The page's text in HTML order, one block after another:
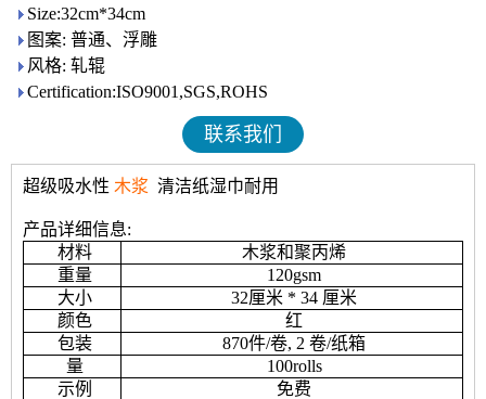
Size:32cm*34cm
图案: 普通、浮雕
风格: 轧辊
Certification:ISO9001,SGS,ROHS
联系我们
超级吸水性 木浆 清洁纸湿巾耐用
产品详细信息:
材料
木浆和聚丙烯
重量
120gsm
大小
32厘米 * 34 厘米
颜色
红
包装
870件/卷, 2 卷/纸箱
量
100rolls
示例
免费